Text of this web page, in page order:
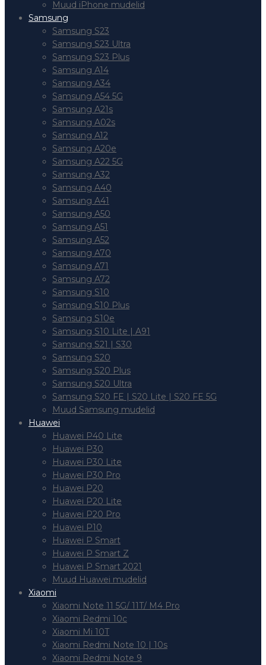
Muud iPhone mudelid
Samsung
Samsung S23
Samsung S23 Ultra
Samsung S23 Plus
Samsung A14
Samsung A34
Samsung A54 5G
Samsung A21s
Samsung A02s
Samsung A12
Samsung A20e
Samsung A22 5G
Samsung A32
Samsung A40
Samsung A41
Samsung A50
Samsung A51
Samsung A52
Samsung A70
Samsung A71
Samsung A72
Samsung S10
Samsung S10 Plus
Samsung S10e
Samsung S10 Lite | A91
Samsung S21 | S30
Samsung S20
Samsung S20 Plus
Samsung S20 Ultra
Samsung S20 FE | S20 Lite | S20 FE 5G
Muud Samsung mudelid
Huawei
Huawei P40 Lite
Huawei P30
Huawei P30 Lite
Huawei P30 Pro
Huawei P20
Huawei P20 Lite
Huawei P20 Pro
Huawei P10
Huawei P Smart
Huawei P Smart Z
Huawei P Smart 2021
Muud Huawei mudelid
Xiaomi
Xiaomi Note 11 5G/ 11T/ M4 Pro
Xiaomi Redmi 10c
Xiaomi Mi 10T
Xiaomi Redmi Note 10 | 10s
Xiaomi Redmi Note 9